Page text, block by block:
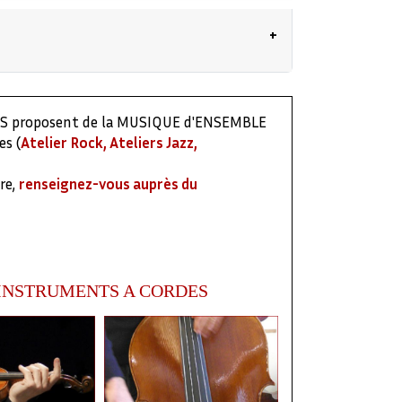
un répertoire particulier.
thérapeutique (handicap, troubles
et ludiques, particulièrement pour
instruments (sauf le piano).
niveaux, répertoires). L'élève peut
(selon disponibilités) avec un
proposent de la MUSIQUE d'ENSEMBLE
(Atelier Rock, Ateliers Jazz,
renseignez-vous auprès du
A CORDES